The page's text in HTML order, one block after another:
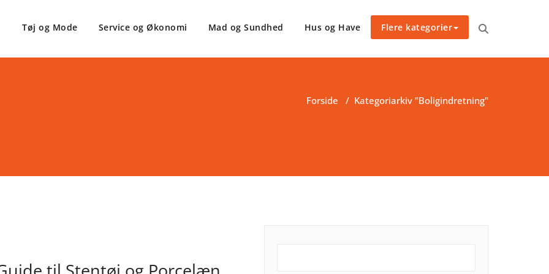
Tøj og Mode Service og Økonomi Mad og Sundhed Hus og Have Flere kategorier
Forside / Kategoriarkiv "Boligindretning"